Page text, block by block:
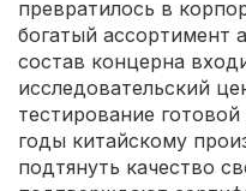
превратилось в
богатый ассортимент
состав концерна
исследовательский
тестирование
годы китайскому
подтянуть качество